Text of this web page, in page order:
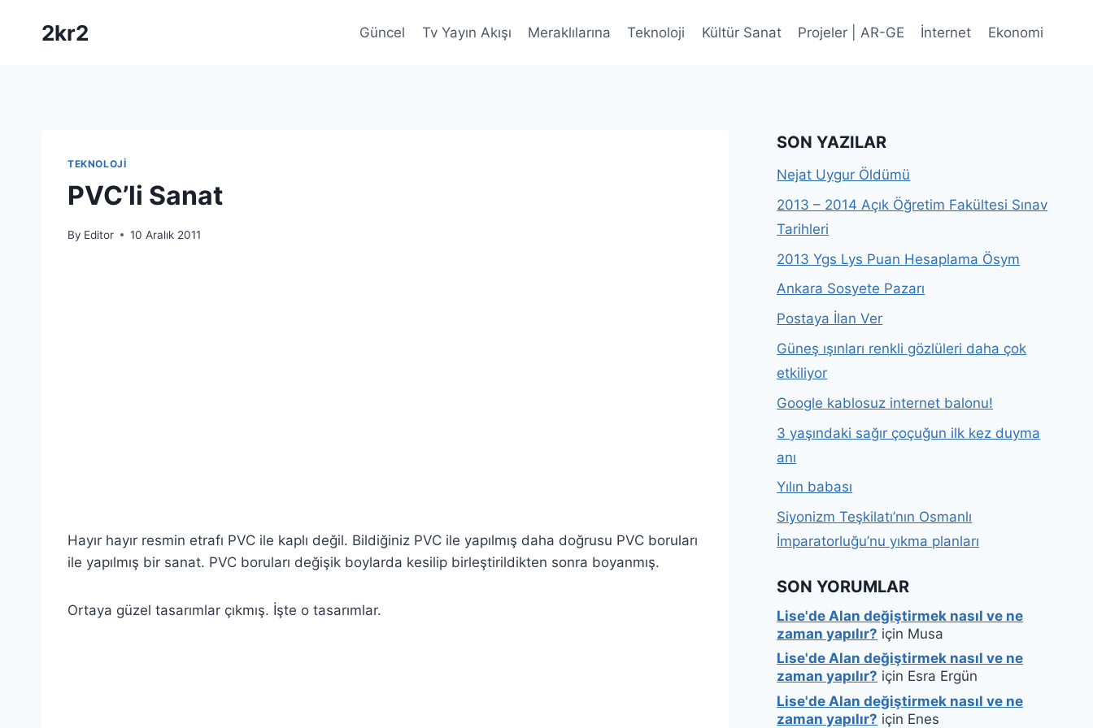
2kr2 Güncel Tv Yayın Akışı Meraklılarına Teknoloji Kültür Sanat Projeler | AR-GE İnternet Ekonomi
TEKNOLOJI
PVC’li Sanat
By Editor 10 Aralık 2011
Hayır hayır resmin etrafı PVC ile kaplı değil. Bildiğiniz PVC ile yapılmış daha doğrusu PVC boruları
ile yapılmış bir sanat. PVC boruları değişik boylarda kesilip birleştirildikten sonra boyanmış.
Ortaya güzel tasarımlar çıkmış. İşte o tasarımlar.
SON YAZILAR
Nejat Uygur Öldümü
2013 – 2014 Açık Öğretim Fakültesi Sınav
Tarihleri
2013 Ygs Lys Puan Hesaplama Ösym
Ankara Sosyete Pazarı
Postaya İlan Ver
Güneş ışınları renkli gözlüleri daha çok
etkiliyor
Google kablosuz internet balonu!
3 yaşındaki sağır çoçuğun ilk kez duyma
anı
Yılın babası
Siyonizm Teşkilatı’nın Osmanlı
İmparatorluğu’nu yıkma planları
SON YORUMLAR
Lise'de Alan değiştirmek nasıl ve ne
zaman yapılır? için Musa
Lise'de Alan değiştirmek nasıl ve ne
zaman yapılır? için Esra Ergün
Lise'de Alan değiştirmek nasıl ve ne
zaman yapılır? için Enes